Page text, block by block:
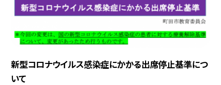
新型コロナウイルス感染症にかかる出席停止基準につ
いて